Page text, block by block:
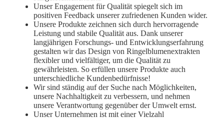
Unser Engagement für Qualität spiegelt sich im
positiven Feedback unserer zufriedenen Kunden wider.
Unsere Produkte zeichnen sich durch hervorragende
Leistung und stabile Qualität aus. Dank unserer
langjährigen Forschungs- und Entwicklungserfahrung
gestalten wir das Design von Ringelblumenextrakten
flexibler und vielfältiger, um die Qualität zu
gewährleisten. So erfüllen unsere Produkte auch
unterschiedliche Kundenbedürfnisse!
Wir sind ständig auf der Suche nach Möglichkeiten,
unsere Nachhaltigkeit zu verbessern, und nehmen
unsere Verantwortung gegenüber der Umwelt ernst.
Unser Unternehmen ist mit einer Vielzahl